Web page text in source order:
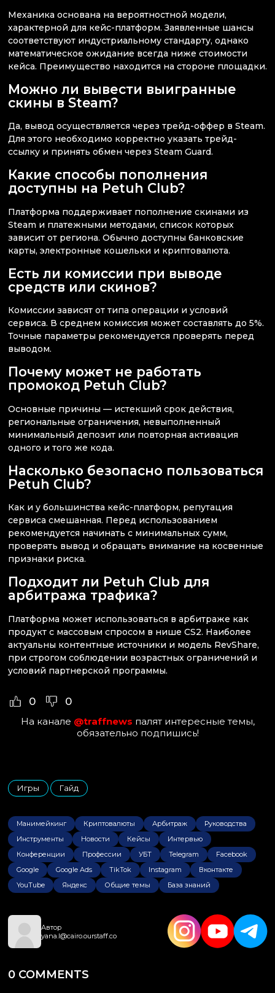
Механика основана на вероятностной модели,
характерной для кейс-платформ. Заявленные шансы
соответствуют индустриальному стандарту, однако
математическое ожидание всегда ниже стоимости
кейса. Преимущество находится на стороне площадки.
Можно ли вывести выигранные
скины в Steam?
Да, вывод осуществляется через трейд-оффер в Steam.
Для этого необходимо корректно указать трейд-
ссылку и принять обмен через Steam Guard.
Какие способы пополнения
доступны на Petuh Club?
Платформа поддерживает пополнение скинами из
Steam и платежными методами, список которых
зависит от региона. Обычно доступны банковские
карты, электронные кошельки и криптовалюта.
Есть ли комиссии при выводе
средств или скинов?
Комиссии зависят от типа операции и условий
сервиса. В среднем комиссия может составлять до 5%.
Точные параметры рекомендуется проверять перед
выводом.
Почему может не работать
промокод Petuh Club?
Основные причины — истекший срок действия,
региональные ограничения, невыполненный
минимальный депозит или повторная активация
одного и того же кода.
Насколько безопасно пользоваться
Petuh Club?
Как и у большинства кейс-платформ, репутация
сервиса смешанная. Перед использованием
рекомендуется начинать с минимальных сумм,
проверять вывод и обращать внимание на косвенные
признаки риска.
Подходит ли Petuh Club для
арбитража трафика?
Платформа может использоваться в арбитраже как
продукт с массовым спросом в нише CS2. Наиболее
актуальны контентные источники и модель RevShare,
при строгом соблюдении возрастных ограничений и
условий партнерской программы.
0 0
На канале @traffnews палят интересные темы,
обязательно подпишись!
Игры
,
Гайд
Манимейкинг Криптовалюты Арбитраж
Руководства
Инструменты
Новости Кейсы
Интервью
Конференции
Профессии УБТ Telegram
Facebook
Google
Google Ads TikTok Instagram
Вконтакте
YouTube
Яндекс Общие темы База знаний
Автор
yana.l@cairo.ourstaff.co
0 COMMENTS